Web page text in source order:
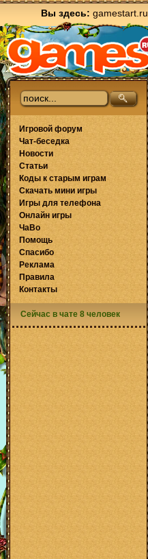
Вы здесь: gamestart.ru
Игровой форум
Чат-беседка
Новости
Статьи
Коды к старым играм
Скачать мини игры
Игры для телефона
Онлайн игры
ЧаВо
Помощь
Спасибо
Реклама
Правила
Контакты
Сейчас в чате 8 человек